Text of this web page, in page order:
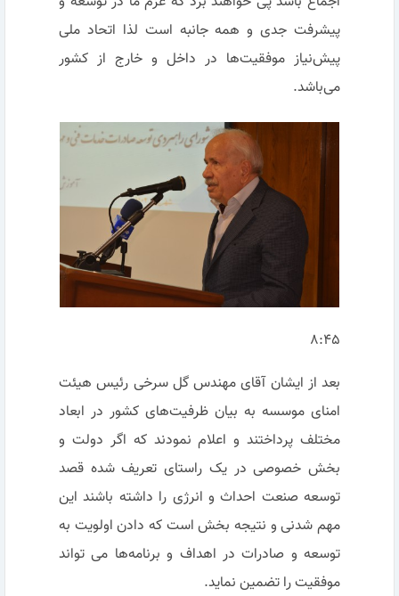
پیشرفت جدی و همه جانبه است لذا اتحاد ملی
پیش‌نیاز موفقیت‌ها در داخل و خارج از کشور
می‌باشد.
۸:۴۵
بعد از ایشان آقای مهندس گل سرخی رئیس هیئت
امنای موسسه به بیان ظرفیت‌های کشور در ابعاد
مختلف پرداختند و اعلام نمودند که اگر دولت و
بخش خصوصی در یک راستای تعریف شده قصد
توسعه صنعت احداث و انرژی را داشته باشند این
مهم شدنی و نتیجه بخش است که دادن اولویت به
توسعه و صادرات در اهداف و برنامه‌ها می تواند
موفقیت را تضمین نماید.